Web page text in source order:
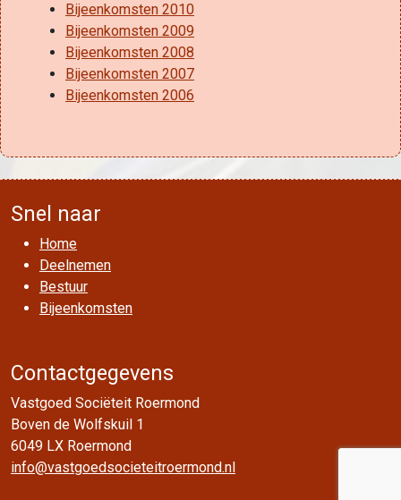
Bijeenkomsten 2010
Bijeenkomsten 2009
Bijeenkomsten 2008
Bijeenkomsten 2007
Bijeenkomsten 2006
Snel naar
Home
Deelnemen
Bestuur
Bijeenkomsten
Contactgegevens
Vastgoed Sociëteit Roermond
Boven de Wolfskuil 1
6049 LX Roermond
info@vastgoedsocieteitroermond.nl